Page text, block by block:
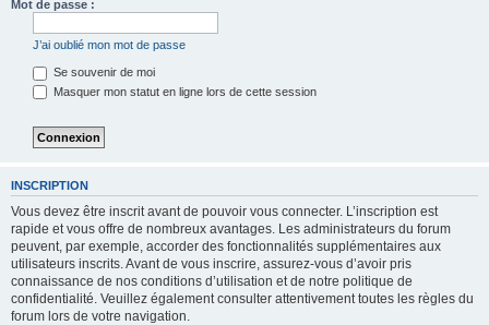
Mot de passe :
J’ai oublié mon mot de passe
Se souvenir de moi
Masquer mon statut en ligne lors de cette session
INSCRIPTION
Vous devez être inscrit avant de pouvoir vous connecter. L’inscription est
rapide et vous offre de nombreux avantages. Les administrateurs du forum
peuvent, par exemple, accorder des fonctionnalités supplémentaires aux
utilisateurs inscrits. Avant de vous inscrire, assurez-vous d’avoir pris
connaissance de nos conditions d’utilisation et de notre politique de
confidentialité. Veuillez également consulter attentivement toutes les règles du
forum lors de votre navigation.